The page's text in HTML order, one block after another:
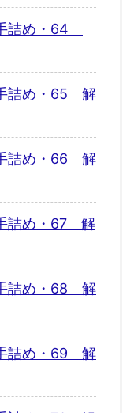
詰め・64
詰め・65 解
詰め・66 解
詰め・67 解
詰め・68 解
詰め・69 解